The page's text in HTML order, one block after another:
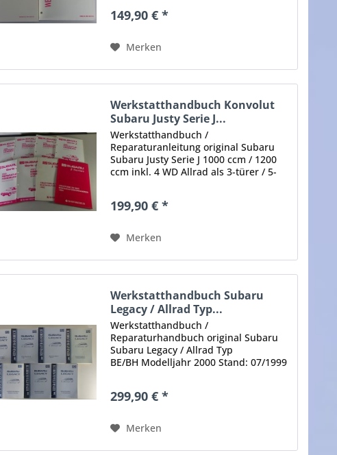
Einstellung, Störungsbeseitigung,...
149,90 € *
Merken
Werkstatthandbuch Konvolut
Subaru Justy Serie J...
Werkstatthandbuch /
Reparaturanleitung original Subaru
Subaru Justy Serie J 1000 ccm / 1200
ccm inkl. 4 WD Allrad als 3-türer / 5-
Getriebe und Differential, 4 WD...
199,90 € *
Merken
Werkstatthandbuch Subaru
Legacy / Allrad Typ...
Werkstatthandbuch /
Reparaturhandbuch original Subaru
Subaru Legacy / Allrad Typ
BE/BH Modelljahr 2000 Stand: 07/1999
Hinweise Übergabe-Inspektion
299,90 € *
Merken